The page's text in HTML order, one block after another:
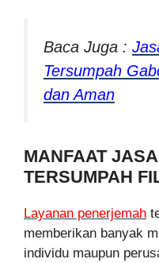
Baca Juga :
Tersumpah
dan Aman
MANFAAT
TERSUMPAH
Layanan penerjemah
memberikan banyak
individu maupun